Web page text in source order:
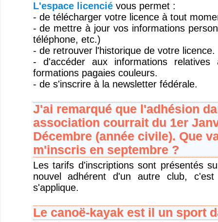
L'espace licenciévous permet :
- de télécharger votre licence à tout
- de mettre à jour vos informations
téléphone, etc.)
- de retrouver l'historique de votre licence.
- d'accéder aux informations
formations pagaies couleurs.
- de s'inscrire à la newsletter fédérale.
J'ai remarqué que l'adhésion
association courrait du 1er
Décembre (année civile). Que
m'inscris en septembre ?
Les tarifs d'inscriptions sont présentés
nouvel adhérent d'un autre club,
s'applique.
Le canoë-kayak est il un sport